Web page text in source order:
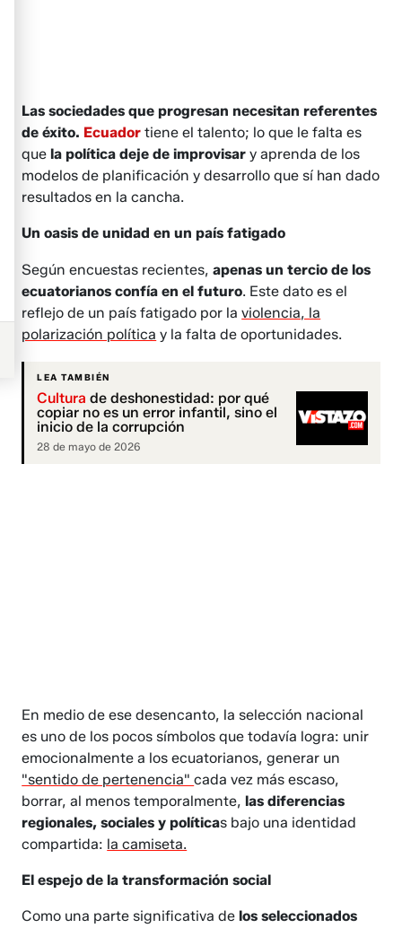
Las sociedades que progresan necesitan referentes
de éxito. Ecuador tiene el talento; lo que le falta es
quela política deje de improvisar y aprenda de los
modelos de planificación y desarrollo que sí han dado
resultados en la cancha.
Un oasis de unidad en un país fatigado
Según encuestas recientes,apenas un tercio de los
ecuatorianos confía en el futuro. Este dato es el
reflejo de un país fatigado por laviolencia, la
polarización política y la falta de oportunidades.
LEA TAMBIÉN
Cultura de deshonestidad: por qué
copiar no es un error infantil, sino el
inicio de la corrupción
28 de mayo de 2026
En medio de ese desencanto, la selección nacional
es uno de los pocos símbolos que todavía logra: unir
emocionalmente a los ecuatorianos, generar un
"sentido de pertenencia"cada vez más escaso,
borrar, al menos temporalmente,las diferencias
regionales, sociales y políticas bajo una identidad
compartida: la camiseta.
El espejo de la transformación social
Como una parte significativa delos seleccionados